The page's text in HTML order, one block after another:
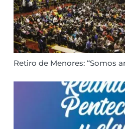
Retiro de Menores: “Somos